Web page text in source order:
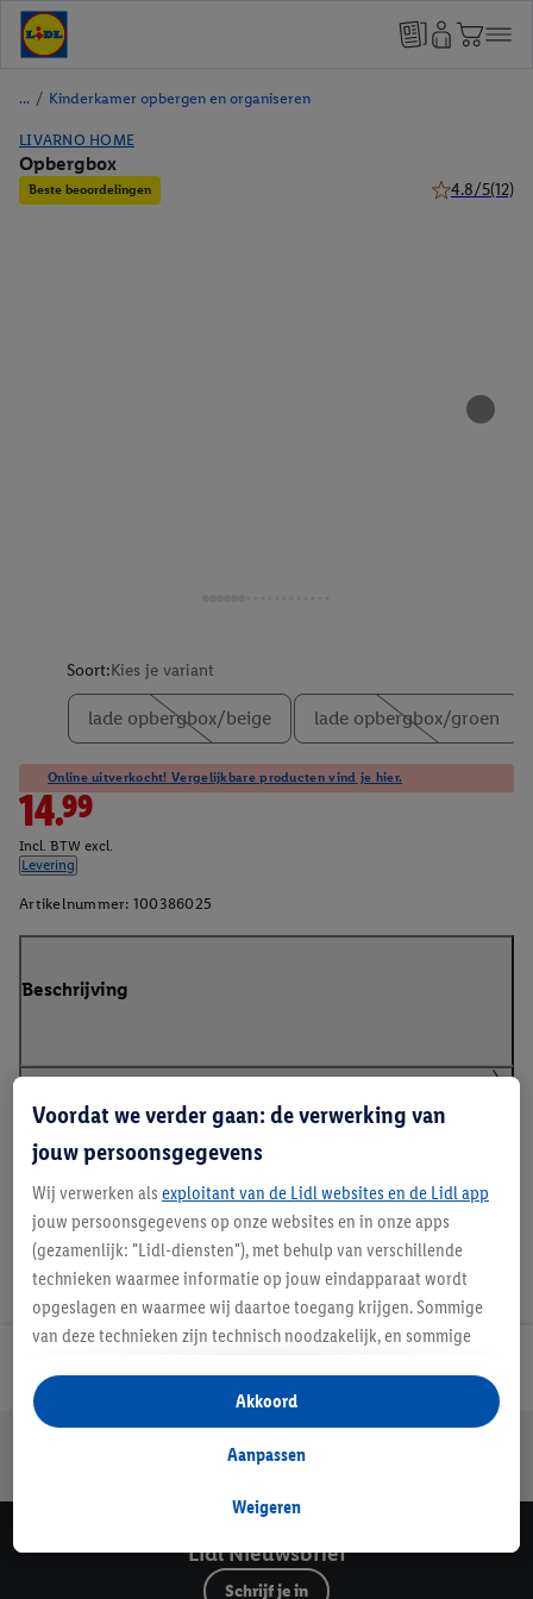
/ Kinderkamer opbergen en organiseren
LIVARNO HOME
Opbergbox
Beste beoordelingen 4.8/5(12)
Soort:Kies je variant
lade opbergbox/beige lade opbergbox/groen
Online uitverkocht! Vergelijkbare producten vind je hier.
14.99
Incl. BTW excl.
Levering
Artikelnummer: 100386025
Beschrijving
Details over productveiligheid
Veilig winkelen
Lidl Nieuwsbrief
Schrijf je in
Voordat we verder gaan: de verwerking van
jouw persoonsgegevens
Wij verwerken als exploitant van de Lidl websites en de Lidl app
jouw persoonsgegevens op onze websites en in onze apps
(gezamenlijk: "Lidl-diensten"), met behulp van verschillende
technieken waarmee informatie op jouw eindapparaat wordt
opgeslagen en waarmee wij daartoe toegang krijgen. Sommige
van deze technieken zijn technisch noodzakelijk, en sommige
opslaan van voorkeursinstellingen, het verzamelen en
analyseren van statistieken of voor het tonen van
gepersonaliseerde reclame binnen en buiten de Lidl-diensten.
gegevens over jouw aankoopgedrag in de winkel ook voor de
Als je hier toestemming geeft aan ons voor het personaliseren
van reclame en als je vervolgens een Lidl Plus-account
Weigeren
Aanpassen
Akkoord